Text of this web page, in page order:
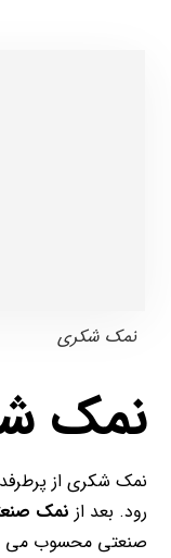
نمک شکری
نمک
نمک شکری از
رود. بعد از نمک
صنعتی محسوب می